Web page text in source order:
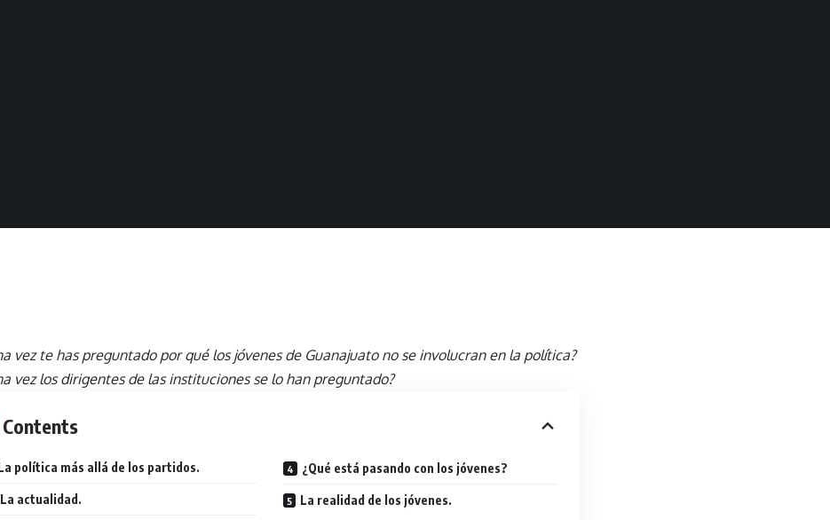
vez te has preguntado por qué los jóvenes de Guanajuato no se involucran en la política?
vez los dirigentes de las instituciones se lo han preguntado?
Contents
política más allá de los partidos.
La actualidad.
¿Qué está pasando con los jóvenes?
La realidad de los jóvenes.